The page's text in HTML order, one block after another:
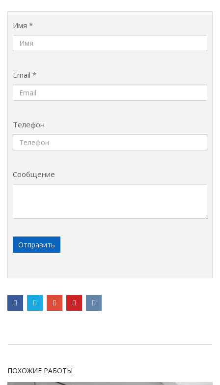
Имя *
Email *
Телефон
Сообщение
ПОХОЖИЕ РАБОТЫ